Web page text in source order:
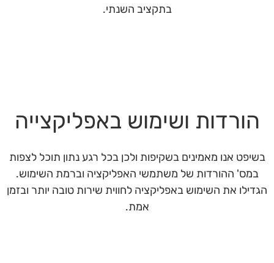
בתקציב השנתי.
הורדות ושימוש באפליקצייה
בשיפט אנו מאמינים בשקיפות ולכן בכל רגע נתון תוכל לצפות
במס' ההורדות של משתמשי האפליקציה וברמת השימוש.
הגדילו את השימוש באפליקציה לחווית שירות טובה יותר ובזמן
אמת.